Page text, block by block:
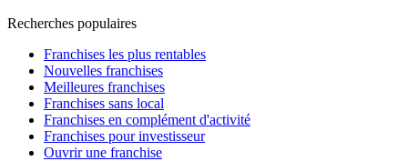
Recherches populaires
Franchises les plus rentables
Nouvelles franchises
Meilleures franchises
Franchises sans local
Franchises en complément d'activité
Franchises pour investisseur
Ouvrir une franchise